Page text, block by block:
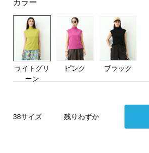
カラー
ライトグリ
ーン
ピンク ブラック
38サイズ 残りわずか